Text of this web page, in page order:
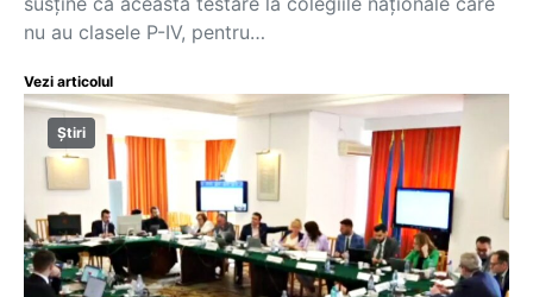
nu au clasele P-IV, pentru…
Vezi articolul
Știri